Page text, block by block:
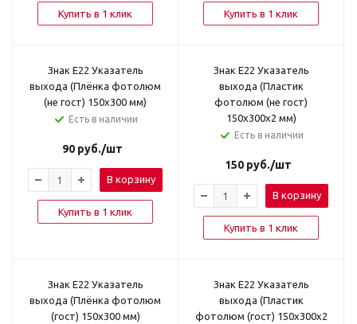
Купить в 1 клик Купить в 1 клик
Знак E22 Указатель
выхода (Плёнка фотолюм
(не гост) 150х300 мм)
Есть в наличии
90 руб./шт
В корзину
Купить в 1 клик
Знак E22 Указатель
выхода (Пластик
фотолюм (не гост)
150х300х2 мм)
Есть в наличии
150 руб./шт
В корзину
Купить в 1 клик
Знак E22 Указатель
выхода (Плёнка фотолюм
(гост) 150х300 мм)
Знак E22 Указатель
выхода (Пластик
фотолюм (гост) 150х300х2